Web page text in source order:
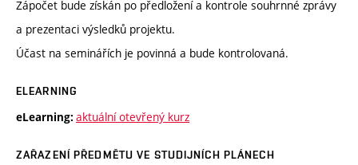
Zápočet bude získán po předložení a kontrole souhrnné zprávy
a prezentaci výsledků projektu.
Účast na seminářích je povinná a bude kontrolovaná.
ELEARNING
eLearning: aktuální otevřený kurz
ZAŘAZENÍ PŘEDMĚTU VE STUDIJNÍCH PLÁNECH